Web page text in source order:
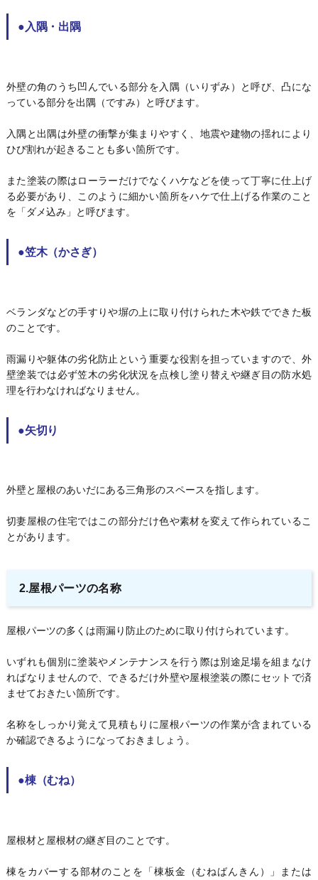
●入隅・出隅
外壁の角のうち凹んでいる部分を入隅（いりずみ）と呼び、凸にな
っている部分を出隅（ですみ）と呼びます。
入隅と出隅は外壁の衝撃が集まりやすく、地震や建物の揺れにより
ひび割れが起きることも多い箇所です。
また塗装の際はローラーだけでなくハケなどを使って丁寧に仕上げ
る必要があり、このように細かい箇所をハケで仕上げる作業のこと
を「ダメ込み」と呼びます。
●笠木（かさぎ）
ベランダなどの手すりや塀の上に取り付けられた木や鉄でできた板
のことです。
雨漏りや躯体の劣化防止という重要な役割を担っていますので、外
壁塗装では必ず笠木の劣化状況を点検し塗り替えや継ぎ目の防水処
理を行わなければなりません。
●矢切り
外壁と屋根のあいだにある三角形のスペースを指します。
切妻屋根の住宅ではこの部分だけ色や素材を変えて作られているこ
とがあります。
2.屋根パーツの名称
屋根パーツの多くは雨漏り防止のために取り付けられています。
いずれも個別に塗装やメンテナンスを行う際は別途足場を組まなけ
ればなりませんので、できるだけ外壁や屋根塗装の際にセットで済
ませておきたい箇所です。
名称をしっかり覚えて見積もりに屋根パーツの作業が含まれている
か確認できるようになっておきましょう。
●棟（むね）
屋根材と屋根材の継ぎ目のことです。
棟をカバーする部材のことを「棟板金（むねばんきん）」または